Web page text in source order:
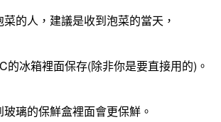
的人，建議是收到泡菜的當天，
的冰箱裡面保存(除非你是要直接用的)。
璃的保鮮盒裡面會更保鮮。